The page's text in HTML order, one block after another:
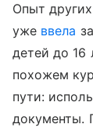
Опыт
уже ввела
детей до 16
похожем
пути:
документы.